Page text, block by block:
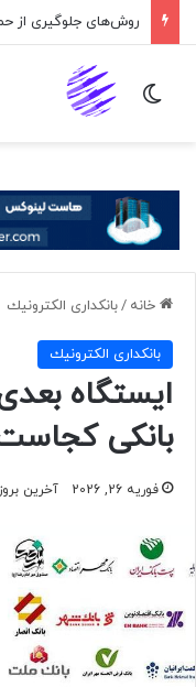
تغییر پوسته
خانه /بانكداری الكترونيك
بانكداری الكترونيك
ایستگاه
بانکی
فوریه 26, 2026 آخرین